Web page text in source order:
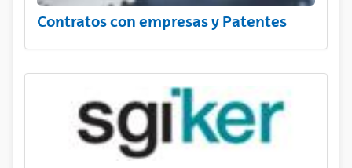
Contratos con empresas y Patentes